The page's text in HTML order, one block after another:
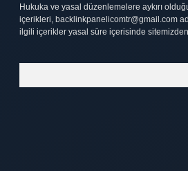
Hukuka ve yasal düzenlemelere aykırı
içerikleri, backlinkpanelicomtr@gmail.com
ilgili içerikler yasal süre içerisinde sitemizden